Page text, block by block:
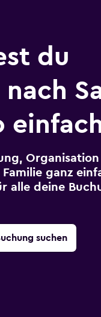
du
Organisation
ganz
alle deine
suchen